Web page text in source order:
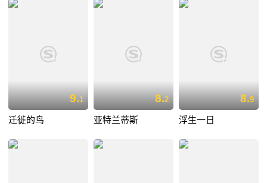
9.1
迁徙的鸟
8.2
亚特兰蒂斯
8.9
浮生一日